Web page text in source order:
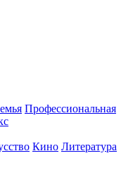
Профессиональная
Кино Литература